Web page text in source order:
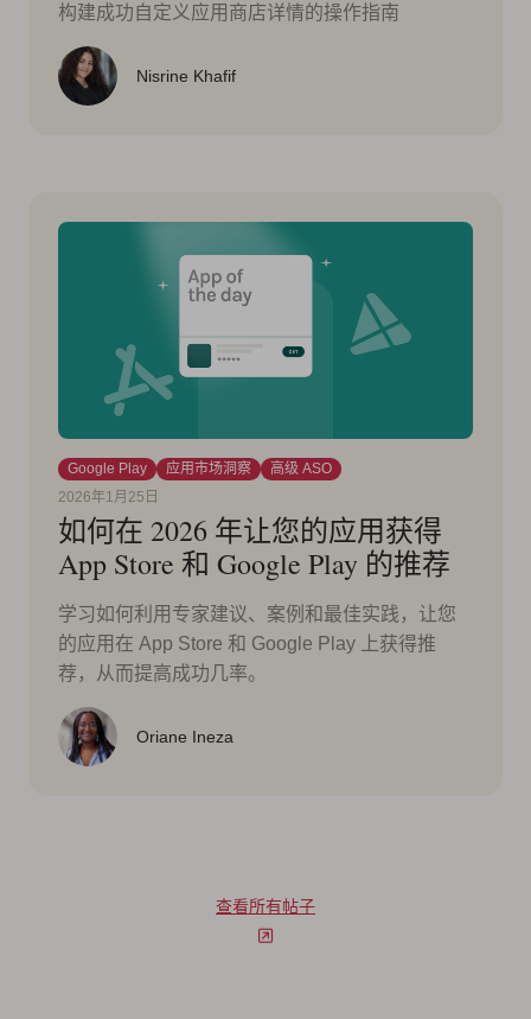
构建成功自定义应用商店详情的操作指南
Nisrine Khafif
Google Play 应用市场洞察
高级 ASO
2026年1月25日
如何在 2026 年让您的应用获得
App Store 和 Google Play 的推荐
学习如何利用专家建议、案例和最佳实践，让您
的应用在 App Store 和 Google Play 上获得推
荐，从而提高成功几率。
Oriane Ineza
查看所有帖子